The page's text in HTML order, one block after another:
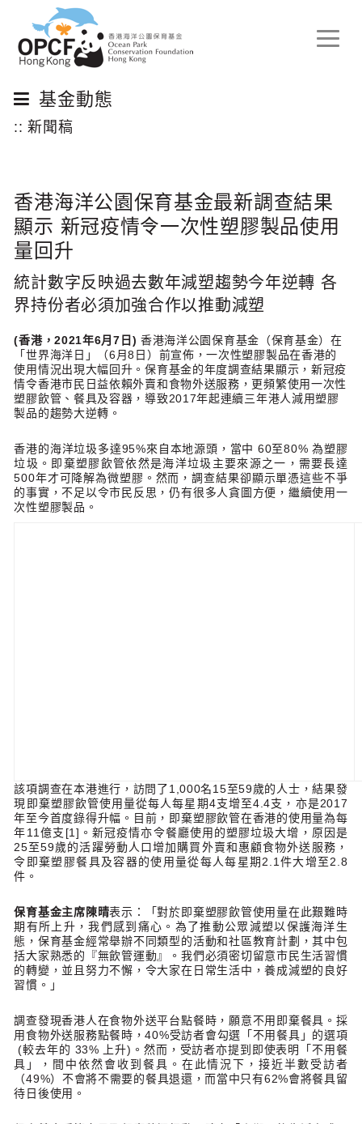
Toggle
基金動態
:: 新聞稿
香港海洋公園保育基金最新調查結果
顯示 新冠疫情令一次性塑膠製品使用
量回升
統計數字反映過去數年減塑趨勢今年逆轉 各
界持份者必須加強合作以推動減塑
(香港，2021年6月7日) 香港海洋公園保育基金（保育基金）在
「世界海洋日」（6月8日）前宣佈，一次性塑膠製品在香港的
使用情況出現大幅回升。保育基金的年度調查結果顯示，新冠疫
情令香港市民日益依賴外賣和食物外送服務，更頻繁使用一次性
塑膠飲管、餐具及容器，導致2017年起連續三年港人減用塑膠
製品的趨勢大逆轉。
香港的海洋垃圾多達95%來自本地源頭，當中 60至80% 為塑膠
垃圾。即棄塑膠飲管依然是海洋垃圾主要來源之一，需要長達
500年才可降解為微塑膠。然而，調查結果卻顯示單憑這些不爭
的事實，不足以令市民反思，仍有很多人貪圖方便，繼續使用一
次性塑膠製品。
該項調查在本港進行，訪問了1,000名15至59歲的人士，結果發
現即棄塑膠飲管使用量從每人每星期4支增至4.4支，亦是2017
年至今首度錄得升幅。目前，即棄塑膠飲管在香港的使用量為每
年11億支[1]。新冠疫情亦令餐廳使用的塑膠垃圾大增，原因是
25至59歲的活躍勞動人口增加購買外賣和惠顧食物外送服務，
令即棄塑膠餐具及容器的使用量從每人每星期2.1件大增至2.8
件。
保育基金主席陳晴表示：「對於即棄塑膠飲管使用量在此艱難時
期有所上升，我們感到痛心。為了推動公眾減塑以保護海洋生
態，保育基金經常舉辦不同類型的活動和社區教育計劃，其中包
括大家熟悉的『無飲管運動』。我們必須密切留意市民生活習慣
的轉變，並且努力不懈，令大家在日常生活中，養成減塑的良好
習慣。」
調查發現香港人在食物外送平台點餐時，願意不用即棄餐具。採
用食物外送服務點餐時，40%受訪者會勾選「不用餐具」的選項
(較去年的 33% 上升)。然而，受訪者亦提到即使表明「不用餐
具」，間中依然會收到餐具。在此情況下，接近半數受訪者
（49%）不會將不需要的餐具退還，而當中只有62%會將餐具留
待日後使用。